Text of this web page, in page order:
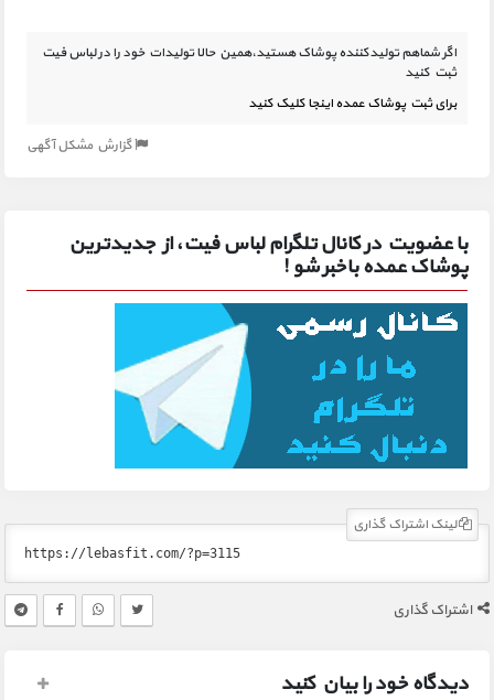
اگر شماهم تولیدکننده پوشاک هستید،همین حالا تولیدات خود را در لباس فیت
ثبت کنید
برای ثبت پوشاک عمده اینجا کلیک کنید
گزارش مشکل آگهی
با عضویت در کانال تلگرام لباس فیت، از جدیدترین
پوشاک عمده باخبر شو !
لینک اشتراک گذاری
اشتراک گذاری
دیدگاه خود را بیان کنید